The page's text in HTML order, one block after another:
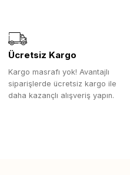
Ücretsiz Kargo
Kargo masrafı yok! Avantajlı
siparişlerde ücretsiz kargo ile
daha kazançlı alışveriş yapın.